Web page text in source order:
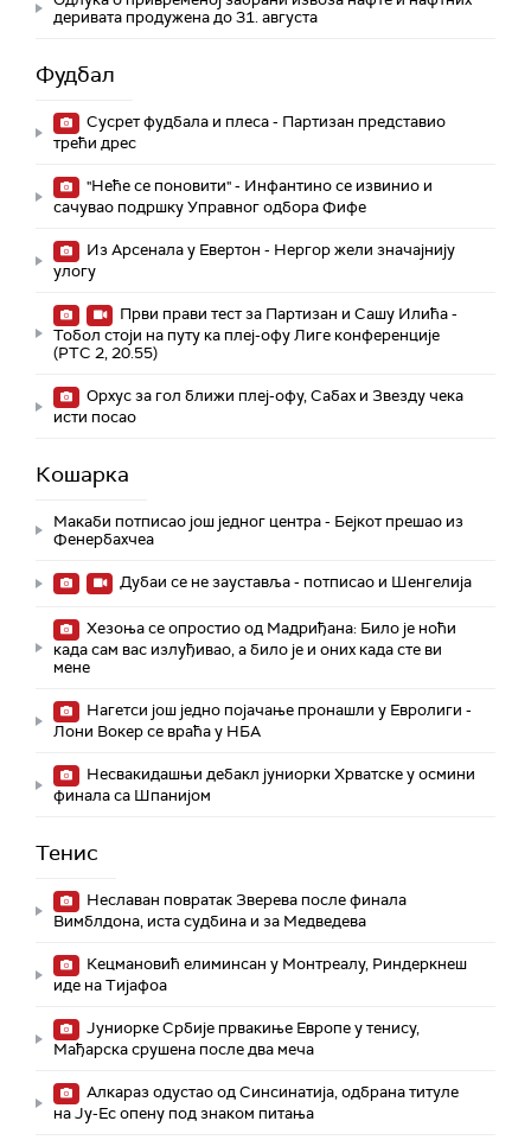
деривата продужена до 31. августа
Фудбал
Сусрет фудбала и плеса - Партизан представио
трећи дрес
"Неће се поновити" - Инфантино се извинио и
сачувао подршку Управног одбора Фифе
Из Арсенала у Евертон - Нергор жели значајнију
улогу
Први прави тест за Партизан и Сашу Илића -
Тобол стоји на путу ка плеј-офу Лиге конференције
(РТС 2, 20.55)
Орхус за гол ближи плеј-офу, Сабах и Звезду чека
исти посао
Кошарка
Макаби потписао још једног центра - Бејкот прешао из
Фенербахчеа
Дубаи се не зауставља - потписао и Шенгелија
Хезоња се опростио од Мадриђана: Било је ноћи
када сам вас излуђивао, а било је и оних када сте ви
мене
Нагетси још једно појачање пронашли у Евролиги -
Лони Вокер се враћа у НБА
Несвакидашњи дебакл јуниорки Хрватске у осмини
финала са Шпанијом
Тенис
Неславан повратак Зверева после финала
Вимблдона, иста судбина и за Медведева
Кецмановић елиминсан у Монтреалу, Риндеркнеш
иде на Тијафоа
Јуниорке Србије првакиње Европе у тенису,
Мађарска срушена после два меча
Алкараз одустао од Синсинатија, одбрана титуле
на Ју-Ес опену под знаком питања